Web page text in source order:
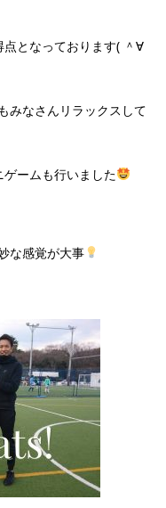
となっております( ＾∀
みなさんリラックスして
ームも行いました
な感覚が大事